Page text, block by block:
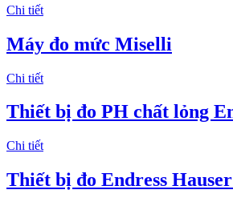
Chi tiết
Máy đo mức Miselli
Chi tiết
Thiết bị đo PH chất lỏng
Chi tiết
Thiết bị đo Endress